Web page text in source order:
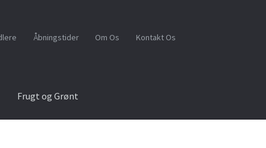
Åbningstider Om Os Kontakt Os
Frugt og Grønt